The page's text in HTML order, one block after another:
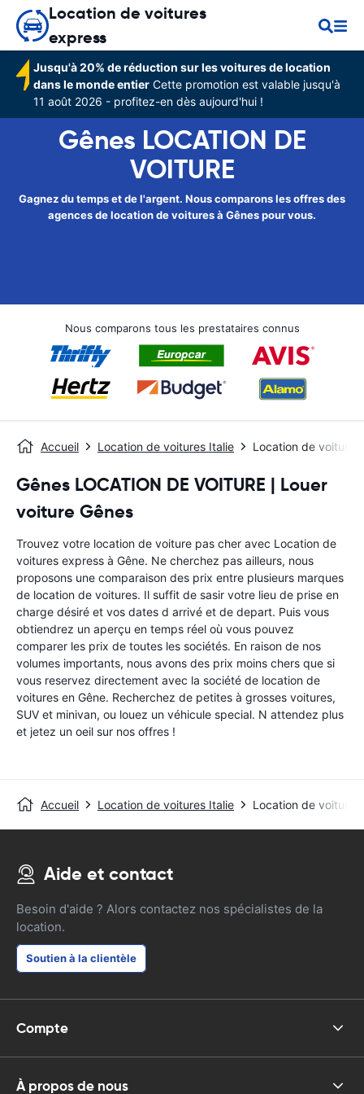
Location de voitures
express
Jusqu'à 20% de réduction sur les voitures de location
dans le monde entier Cette promotion est valable jusqu'à
11 août 2026 - profitez-en dès aujourd'hui !
Gênes LOCATION DE
VOITURE
Gagnez du temps et de l'argent. Nous comparons les offres des
agences de location de voitures à Gênes pour vous.
Nous comparons tous les prestataires connus
Accueil Location de voitures Italie Location de voitures
Gênes LOCATION DE VOITURE | Louer
voiture Gênes
Trouvez votre location de voiture pas cher avec Location de
voitures express à Gêne. Ne cherchez pas ailleurs, nous
proposons une comparaison des prix entre plusieurs marques
de location de voitures. Il suffit de sasir votre lieu de prise en
charge désiré et vos dates d arrivé et de depart. Puis vous
obtiendrez un aperçu en temps réel où vous pouvez
comparer les prix de toutes les sociétés. En raison de nos
volumes importants, nous avons des prix moins chers que si
vous reservez directement avec la société de location de
voitures en Gêne. Recherchez de petites à grosses voitures,
SUV et minivan, ou louez un véhicule special. N attendez plus
et jetez un oeil sur nos offres !
Accueil Location de voitures Italie Location de voitures
Aide et contact
Besoin d'aide ? Alors contactez nos spécialistes de la
location.
Soutien à la clientèle
Compte
À propos de nous